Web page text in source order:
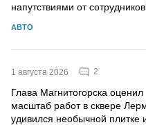
напутствиями от
АВТО
1 августа 2026 2
Глава Магнитогорска оценил
масштаб работ в сквере
удивился необычной плитке